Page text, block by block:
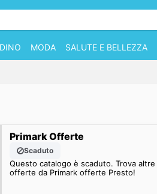
MODA SALUTE E BELLEZZA
Primark Offerte
Scaduto
Questo catalogo è scaduto. Trova altre
offerte da Primark offerte Presto!